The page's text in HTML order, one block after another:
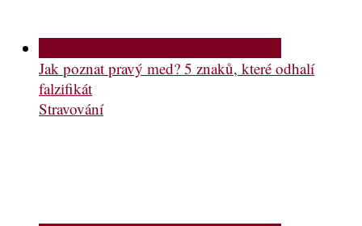
Jak poznat pravý med? 5 znaků, které odhalí
falzifikát
Stravování